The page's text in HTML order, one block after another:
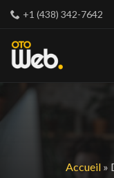
+1 (438) 342-7642
Accueil»